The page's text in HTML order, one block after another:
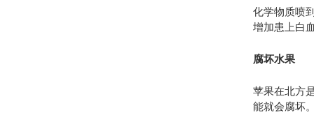
化学物质喷
增加患上白
腐坏水果
苹果在北方
能就会腐坏